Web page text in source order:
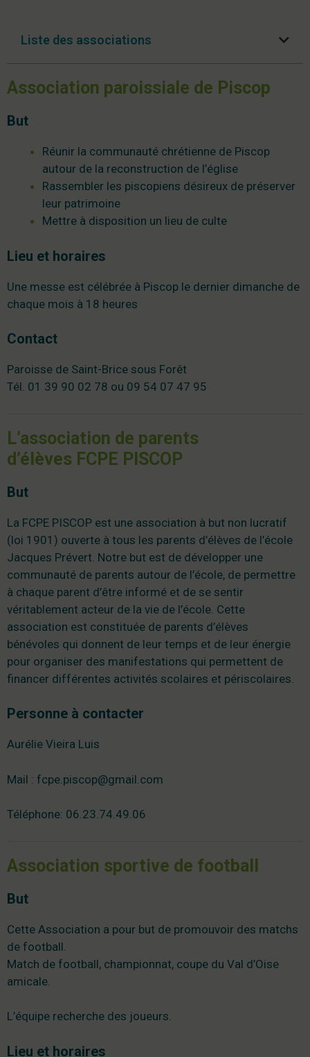
Liste des associations
Association paroissiale de Piscop
But
Réunir la communauté chrétienne de Piscop
autour de la reconstruction de l’église
Rassembler les piscopiens désireux de préserver
leur patrimoine
Mettre à disposition un lieu de culte
Lieu et horaires
Une messe est célébrée à Piscop le dernier dimanche de
chaque mois à 18 heures
Contact
Paroisse de Saint-Brice sous Forêt
Tél. 01 39 90 02 78 ou 09 54 07 47 95
L’association de parents
d’élèves FCPE PISCOP
But
La FCPE PISCOP est une association à but non lucratif
(loi 1901) ouverte à tous les parents d’élèves de l’école
Jacques Prévert. Notre but est de développer une
communauté de parents autour de l’école, de permettre
à chaque parent d’être informé et de se sentir
véritablement acteur de la vie de l’école. Cette
association est constituée de parents d’élèves
bénévoles qui donnent de leur temps et de leur énergie
pour organiser des manifestations qui permettent de
financer différentes activités scolaires et périscolaires.
Personne à contacter
Aurélie Vieira Luis
Mail : fcpe.piscop@gmail.com
Téléphone: 06.23.74.49.06
Association sportive de football
But
Cette Association a pour but de promouvoir des matchs
de football.
Match de football, championnat, coupe du Val d’Oise
amicale.
L’équipe recherche des joueurs.
Lieu et horaires